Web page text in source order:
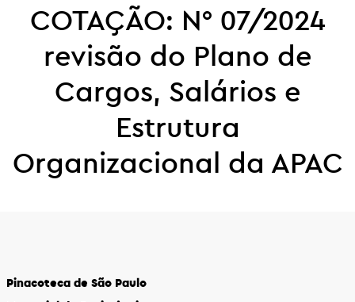
COTAÇÃO: N° 07/2024
revisão do Plano de
Cargos, Salários e
Estrutura
Organizacional da APAC
Pinacoteca de São Paulo